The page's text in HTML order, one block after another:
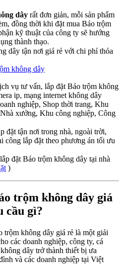
dây rất đơn giản, mỗi sản phẩm
đồng thời khi đặt mua Báo trộm
kỹ thuật của công ty sẽ hướng
thành thạo.
dây tận nơi giá rẻ với chi phí thỏa
không dây
vụ tư vấn, lắp đặt Báo trộm không
ip, mạng internet không dây
nghiệp, Shop thời trang, Khu
xưởng, Khu công nghiệp, Công
đặt tận nơi trong nhà, ngoài trời,
công lắp đặt theo phương án tối ưu
đặt Báo trộm không dây tại nhà
)
trộm không dây giá
cầu gì?
không dây giá rẻ là một giải
các doanh nghiệp, công ty, cá
dây trở thành thiết bị ưa
và các doanh nghiệp tại Việt